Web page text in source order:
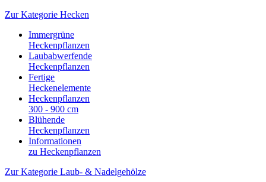
Zur Kategorie Hecken
Immergrüne
Heckenpflanzen
Laubabwerfende
Heckenpflanzen
Fertige
Heckenelemente
Heckenpflanzen
300 - 900 cm
Blühende
Heckenpflanzen
Informationen
zu Heckenpflanzen
Zur Kategorie Laub- & Nadelgehölze